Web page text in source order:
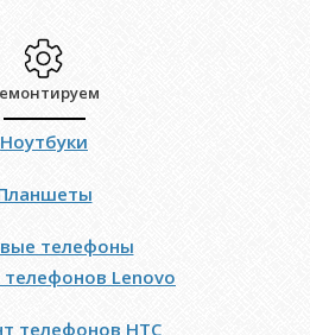
Ноутбуки
телефоны
Lenovo
телефонов HTC